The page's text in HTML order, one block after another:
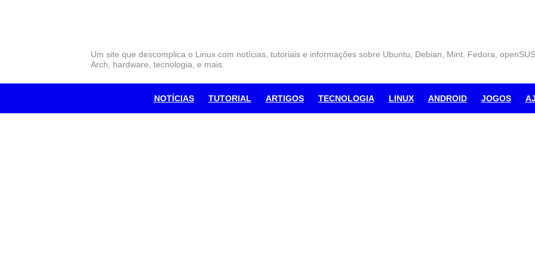
Um site que descomplica o Linux com notícias, tutoriais e informações sobre Ubuntu, Debian, Mint, Fedora,
Arch, hardware, tecnologia, e mais.
NOTÍCIAS TUTORIAL ARTIGOS TECNOLOGIA LINUX ANDROID JOGOS